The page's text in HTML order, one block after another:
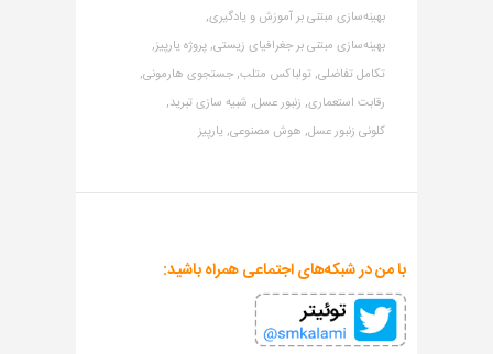
بهینه‌سازی مبتنی بر آموزش و یادگیری,
بهینه‌سازی مبتنی بر جغرافیای زیستی,پروژه یارپیز,
تکامل تفاضلی,تولباکس متلب,جستجوی هارمونی,
رقابت استعماری, زنبور عسل, شبیه سازی تبرید,
کلونی زنبور عسل, هوش مصنوعی, یارپیز
با من در شبکه‌های اجتماعی همراه باشید: